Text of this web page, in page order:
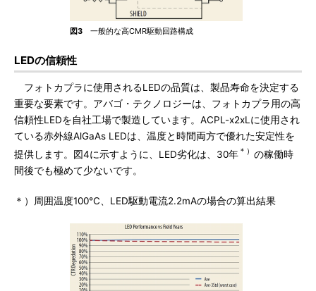
図3 一般的な高CMR駆動回路構成
LEDの信頼性
フォトカプラに使用されるLEDの品質は、製品寿命を決定する
重要な要素です。アバゴ・テクノロジーは、フォトカプラ用の高
信頼性LEDを自社工場で製造しています。ACPL-x2xLに使用され
ている赤外線AlGaAs LEDは、温度と時間両方で優れた安定性を
提供します。図4に示すように、LED劣化は、30年 ＊） の稼働時
間後でも極めて少ないです。
＊）周囲温度100℃、LED駆動電流2.2mAの場合の算出結果